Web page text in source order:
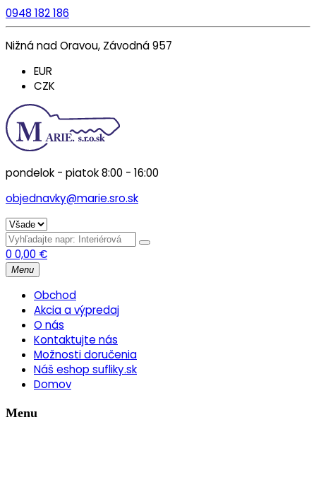
0948 182 186
Nižná nad Oravou, Závodná 957
EUR
CZK
pondelok - piatok 8:00 - 16:00
objednavky@marie.sro.sk
0 0,00 €
Menu
Obchod
Akcia a výpredaj
O nás
Kontaktujte nás
Možnosti doručenia
Náš eshop sufliky.sk
Domov
Menu